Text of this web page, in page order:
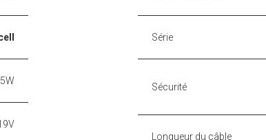
Série
Sécurité
Longueur du câble